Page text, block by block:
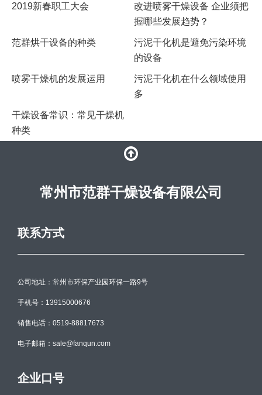
2019新春职工大会
改进喷雾干燥设备 企业须把
握哪些发展趋势？
范群烘干设备的种类
污泥干化机是避免污染环境
的设备
喷雾干燥机的发展运用
污泥干化机在什么领域使用
多
干燥设备常识：常见干燥机
种类
常州市范群干燥设备有限公司
联系方式
公司地址：常州市环保产业园环保一路9号
手机号：13915000676
销售电话：0519-88817673
电子邮箱：sale@fanqun.com
企业口号